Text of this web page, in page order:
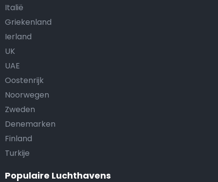
Italië
Griekenland
Ierland
UK
UAE
Oostenrijk
Noorwegen
Zweden
Denemarken
Finland
Turkije
Populaire Luchthavens